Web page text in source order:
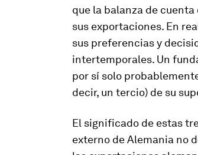
que la balanza de
sus exportaciones. En
sus preferencias y
intertemporales. Un
por sí solo
decir, un tercio) de su
El significado de estas
externo de Alemania no